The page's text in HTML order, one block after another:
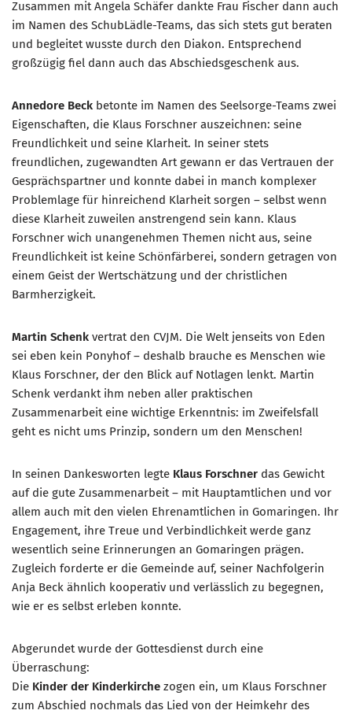
Zusammen mit Angela Schäfer dankte Frau Fischer dann auch
im Namen des SchubLädle-Teams, das sich stets gut beraten
und begleitet wusste durch den Diakon. Entsprechend
großzügig fiel dann auch das Abschiedsgeschenk aus.
Annedore Beck betonte im Namen des Seelsorge-Teams zwei
Eigenschaften, die Klaus Forschner auszeichnen: seine
Freundlichkeit und seine Klarheit. In seiner stets
freundlichen, zugewandten Art gewann er das Vertrauen der
Gesprächspartner und konnte dabei in manch komplexer
Problemlage für hinreichend Klarheit sorgen – selbst wenn
diese Klarheit zuweilen anstrengend sein kann. Klaus
Forschner wich unangenehmen Themen nicht aus, seine
Freundlichkeit ist keine Schönfärberei, sondern getragen von
einem Geist der Wertschätzung und der christlichen
Barmherzigkeit.
Martin Schenk vertrat den CVJM. Die Welt jenseits von Eden
sei eben kein Ponyhof – deshalb brauche es Menschen wie
Klaus Forschner, der den Blick auf Notlagen lenkt. Martin
Schenk verdankt ihm neben aller praktischen
Zusammenarbeit eine wichtige Erkenntnis: im Zweifelsfall
geht es nicht ums Prinzip, sondern um den Menschen!
In seinen Dankesworten legte Klaus Forschner das Gewicht
auf die gute Zusammenarbeit – mit Hauptamtlichen und vor
allem auch mit den vielen Ehrenamtlichen in Gomaringen. Ihr
Engagement, ihre Treue und Verbindlichkeit werde ganz
wesentlich seine Erinnerungen an Gomaringen prägen.
Zugleich forderte er die Gemeinde auf, seiner Nachfolgerin
Anja Beck ähnlich kooperativ und verlässlich zu begegnen,
wie er es selbst erleben konnte.
Abgerundet wurde der Gottesdienst durch eine
Überraschung:
Die Kinder der Kinderkirche zogen ein, um Klaus Forschner
zum Abschied nochmals das Lied von der Heimkehr des